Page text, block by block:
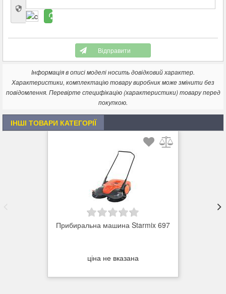
Відправити
Інформація в описі моделі носить довідковий характер.
Характеристики, комплектацію товару виробник може змінити без
повідомлення. Перевірте специфікацію (характеристики) товару перед
покупкою.
ІНШІ ТОВАРИ КАТЕГОРІЇ
Прибиральна машина Starmix 697
ціна не вказана